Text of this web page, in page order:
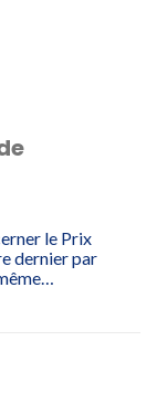
le Prix
dernier par